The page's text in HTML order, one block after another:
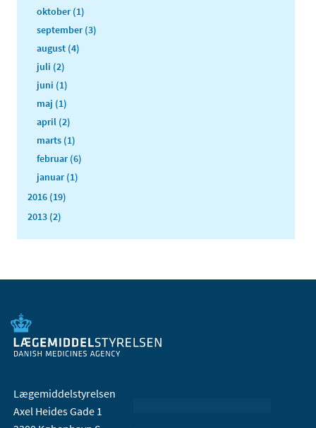
oktober (1)
september (3)
august (4)
juli (2)
juni (1)
maj (1)
april (2)
marts (1)
februar (6)
januar (1)
2016 (19)
2013 (2)
Lægemiddelstyrelsen
Axel Heides Gade 1